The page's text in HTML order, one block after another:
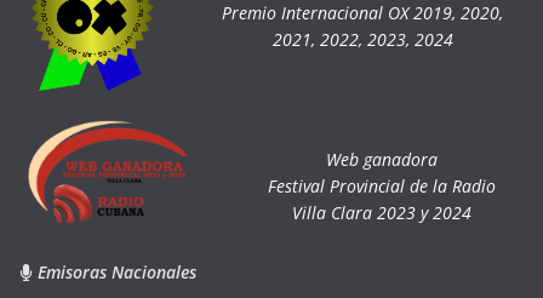
Premio Internacional OX 2019, 2020,
2021, 2022, 2023, 2024
Web ganadora
Festival Provincial de la Radio
Villa Clara 2023 y 2024
Emisoras Nacionales